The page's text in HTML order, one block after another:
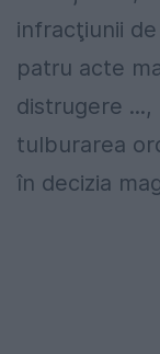
infracţiunii de
patru acte
distrugere
tulburarea
în decizia